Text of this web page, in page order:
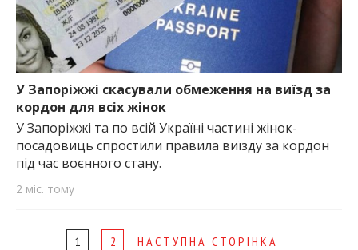
У Запоріжжі скасували обмеження на виїзд за
кордон для всіх жінок
У Запоріжжі та по всій Україні частині жінок-
посадовиць спростили правила виїзду за кордон
під час воєнного стану.
2 міс. тому
1 2 НАСТУПНА СТОРІНКА